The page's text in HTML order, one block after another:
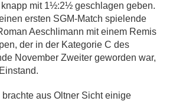
knapp mit 1½:2½ geschlagen geben.
ersten SGM-Match spielende
Aeschlimann mit einem Remis
der in der Kategorie C des
November Zweiter geworden war,
aus Oltner Sicht einige